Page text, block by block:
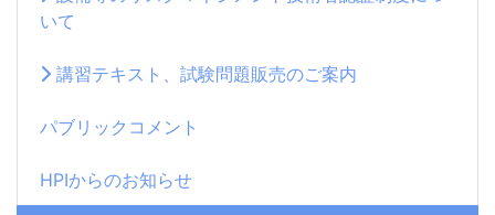
いて
講習テキスト、試験問題販売のご案内
パブリックコメント
HPIからのお知らせ